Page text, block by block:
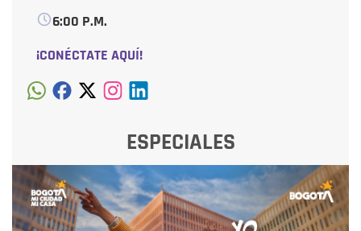
6:00 P.M.
¡CONÉCTATE AQUÍ!
ESPECIALES